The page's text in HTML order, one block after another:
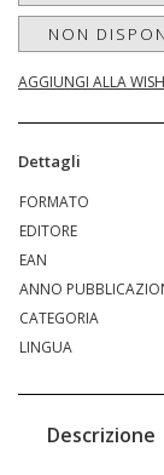
NON
AGGIUNGI ALLA
Dettagli
FORMATO
EDITORE
EAN
ANNO
CATEGORIA
LINGUA
Descrizione